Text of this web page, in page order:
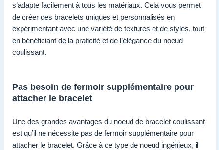
s’adapte facilement à tous les matériaux. Cela vous permet
de créer des bracelets uniques et personnalisés en
expérimentant avec une variété de textures et de styles, tout
en bénéficiant de la praticité et de l’élégance du noeud
coulissant.
Pas besoin de fermoir supplémentaire pour
attacher le bracelet
Une des grandes avantages du noeud de bracelet coulissant
est qu’il ne nécessite pas de fermoir supplémentaire pour
attacher le bracelet. Grâce à ce type de noeud ingénieux, il